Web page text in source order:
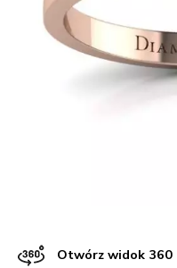
Otwórz widok 360